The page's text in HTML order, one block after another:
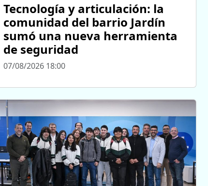
Tecnología y articulación: la
comunidad del barrio Jardín
sumó una nueva herramienta
de seguridad
07/08/2026 18:00